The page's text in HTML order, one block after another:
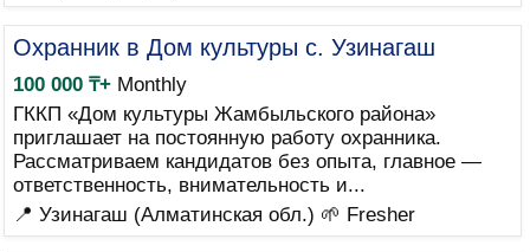
Охранник в Дом культуры с. Узинагаш
100 000 ₸+Monthly
ГККП «Дом культуры Жамбыльского района»
приглашает на постоянную работу охранника.
Рассматриваем кандидатов без опыта, главное —
ответственность, внимательность и...
📍 Узинагаш (Алматинская обл.) 🌱 Fresher